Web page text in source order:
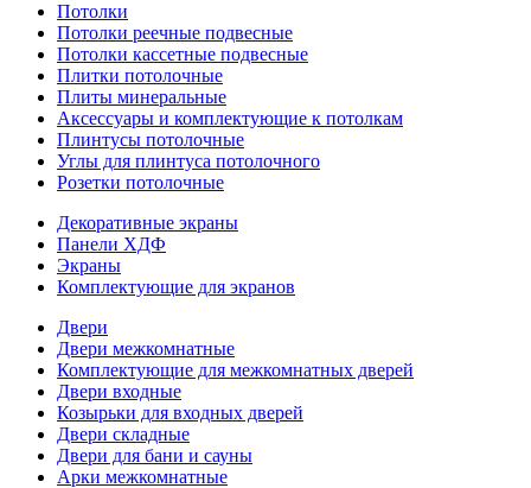
Потолки
Потолки реечные подвесные
Потолки кассетные подвесные
Плитки потолочные
Плиты минеральные
Аксессуары и комплектующие к потолкам
Плинтусы потолочные
Углы для плинтуса потолочного
Розетки потолочные
Декоративные экраны
Панели ХДФ
Экраны
Комплектующие для экранов
Двери
Двери межкомнатные
Комплектующие для межкомнатных дверей
Двери входные
Козырьки для входных дверей
Двери складные
Двери для бани и сауны
Арки межкомнатные